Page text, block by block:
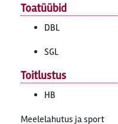
Toatüübid
DBL
SGL
Toitlustus
HB
Meelelahutus ja sport